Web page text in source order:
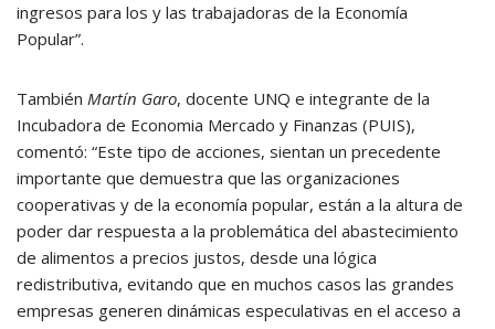
ingresos para los y las trabajadoras de la Economía
Popular”.
También Martín Garo, docente UNQ e integrante de la
Incubadora de Economia Mercado y Finanzas (PUIS),
comentó: “Este tipo de acciones, sientan un precedente
importante que demuestra que las organizaciones
cooperativas y de la economía popular, están a la altura de
poder dar respuesta a la problemática del abastecimiento
de alimentos a precios justos, desde una lógica
redistributiva, evitando que en muchos casos las grandes
empresas generen dinámicas especulativas en el acceso a